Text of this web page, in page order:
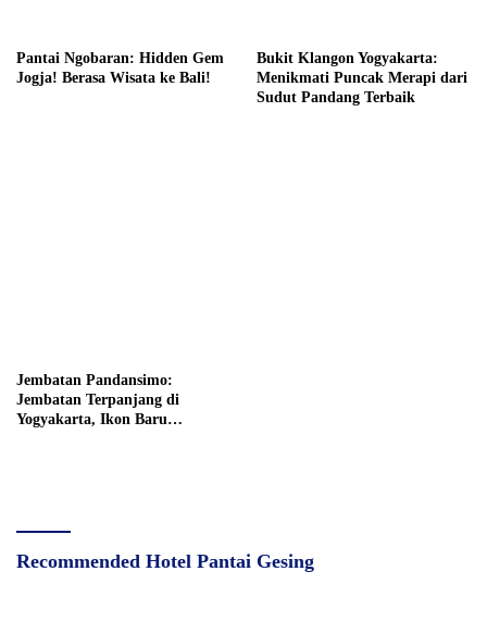
Pantai Ngobaran: Hidden Gem
Jogja! Berasa Wisata ke Bali!
Bukit Klangon Yogyakarta:
Menikmati Puncak Merapi dari
Sudut Pandang Terbaik
Jembatan Pandansimo:
Jembatan Terpanjang di
Yogyakarta, Ikon Baru
Recommended Hotel Pantai Gesing